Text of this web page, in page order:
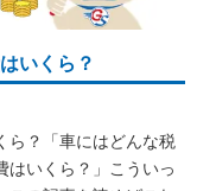
いくら？
ら？「車にはどんな税
はいくら？」こういっ